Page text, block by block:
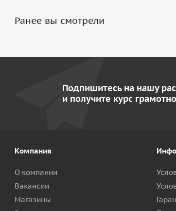
Ранее вы смотрели
Подпишитесь на нашу
и получите курс
Компания
О компании
Вакансии
Магазины